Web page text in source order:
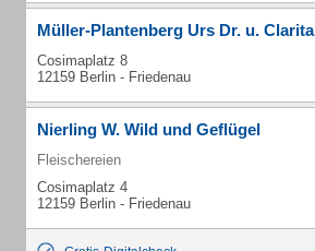
Müller-Plantenberg Urs Dr. u. Clarita
Cosimaplatz 8
12159 Berlin - Friedenau
Nierling W. Wild und Geflügel
Fleischereien
Cosimaplatz 4
12159 Berlin - Friedenau